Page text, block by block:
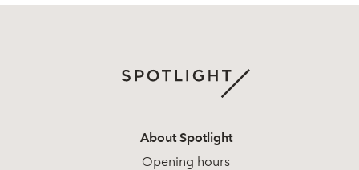
About Spotlight
Opening hours